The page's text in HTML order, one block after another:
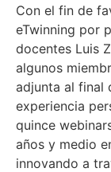
Con el fin de
eTwinning por
docentes Luis
algunos
adjunta al final
experiencia
quince
años y medio
innovando a